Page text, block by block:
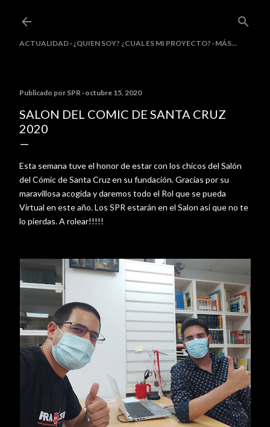
ACTUALIDAD ¿QUIEN SOY? ¿CUAL ES MI PROYECTO? MÁS…
Publicado por SPR octubre 15, 2020
SALON DEL COMIC DE SANTA CRUZ
2020
Esta semana tuve el honor de estar con los chicos del Salón
del Cómic de Santa Cruzen su fundación. Gracias por su
maravillosa acogida y daremos todo el Rol que se pueda
Virtual en este año. Los SPR estarán en el Salon asi que no te
lo pierdas. A rolear!!!!!